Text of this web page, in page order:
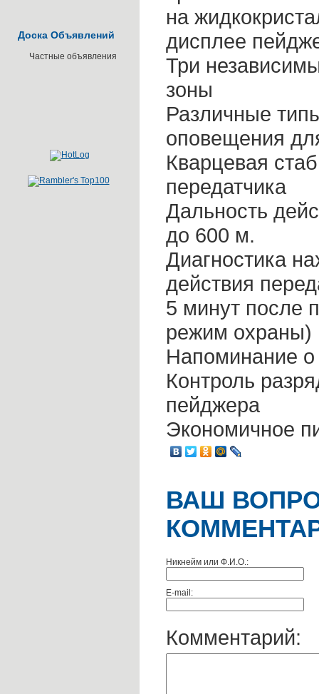
Доска Объявлений
Частные объявления
на
дисплее
Три
зоны
Различные
оповещения
Кварцевая
передатчика
Дальность
до 600 м.
Диагностика
действия
5 минут после
режим охраны)
Напоминание
Контроль
пейджера
Экономичное
ВАШ
Никнейм или Ф.И.О.:
E-mail:
Комментарий: